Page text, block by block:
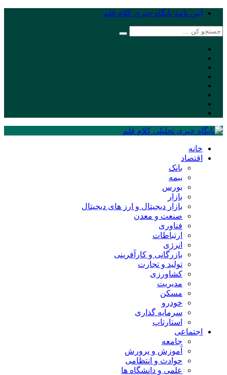
آیین نامه پایگاه خبری کلام قلم
خانه
اقتصاد
بانک
بیمه
بورس
بازار
بازار دیجیتال و ارز های دیجیتال
صنعت و معدن
فناوری
ارتباطات
انرژی
بازرگانی و کارآفرینی
تولید و تجارت
کشاورزی
مدیریت
مسکن
خودرو
سرمایه گذاری
استارتاپ
اجتماعی
جامعه
آموزش و پرورش
حوادث و انتظامی
علمی و دانشگاه ها